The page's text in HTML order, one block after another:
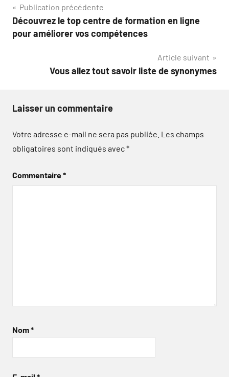
Navigation
de
Publication précédente
Découvrez le top centre de formation en ligne
pour améliorer vos compétences
Article suivant
Vous allez tout savoir liste de synonymes
Laisser un commentaire
Votre adresse e-mail ne sera pas publiée. Les champs
obligatoires sont indiqués avec*
Commentaire*
Nom*